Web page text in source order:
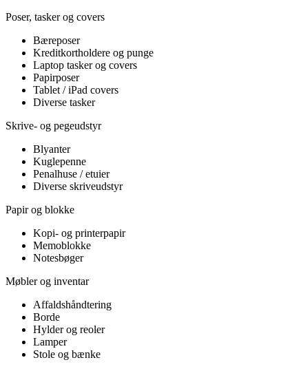
Poser, tasker og covers
Bæreposer
Kreditkortholdere og punge
Laptop tasker og covers
Papirposer
Tablet / iPad covers
Diverse tasker
Skrive- og pegeudstyr
Blyanter
Kuglepenne
Penalhuse / etuier
Diverse skriveudstyr
Papir og blokke
Kopi- og printerpapir
Memoblokke
Notesbøger
Møbler og inventar
Affaldshåndtering
Borde
Hylder og reoler
Lamper
Stole og bænke